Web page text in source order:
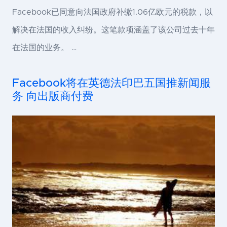
Facebook已同意向法国政府补缴1.06亿欧元的税款，以
解决在法国的收入纠纷。这笔款项涵盖了该公司过去十年
在法国的业务。 …
Facebook将在英德法印巴五国推新闻服
务 向出版商付费